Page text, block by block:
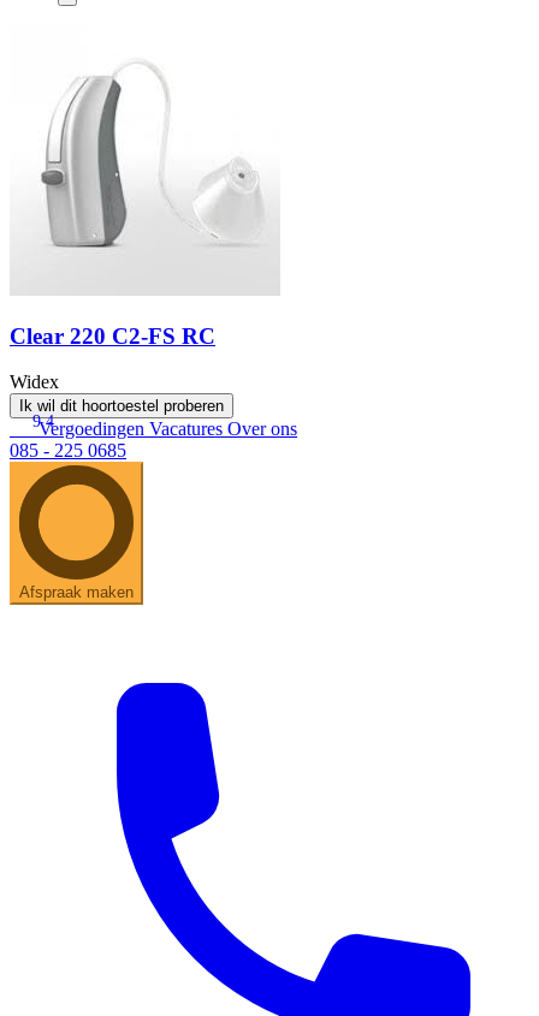
Clear 220 C2-FS RC
Widex
Ik wil dit hoortoestel proberen
9.4
Vergoedingen Vacatures Over ons
085 - 225 0685
Afspraak maken